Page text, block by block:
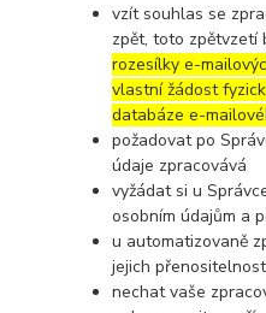
vzít souhlas se
zpět, toto
rozesílky e-
vlastní žádost
databáze e-
požadovat po
údaje zpracovává
vyžádat si u
osobním údajům a
u automatizovaně
jejich přenositelnost
nechat vaše